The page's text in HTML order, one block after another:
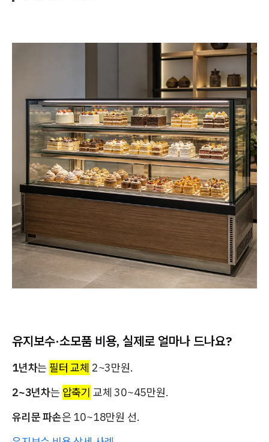
유지보수·소모품 비용, 실제로 얼마나 드나요?
1년차는 필터 교체 2~3만원.
2~3년차는 압축기 교체 30~45만원.
유리문 파손은 10~18만원 선.